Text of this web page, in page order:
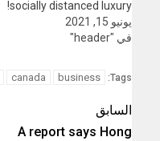
socially distanced luxury!
يونيو 15, 2021
في "header"
Tags:
business
canada
السابق
A report says Hong